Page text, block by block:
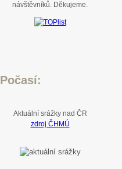
návštěvníků. Děkujeme.
Počasí:
Aktuální srážky nad ČR
zdroj ČHMÚ